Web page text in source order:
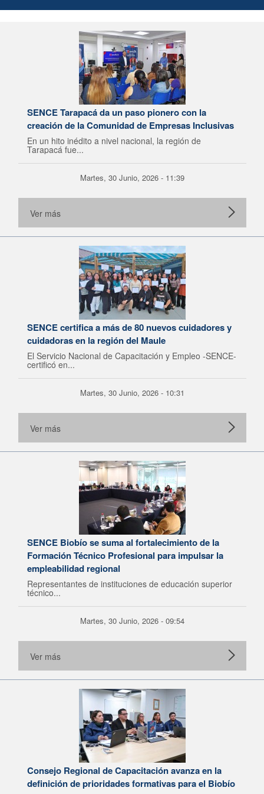
SENCE Tarapacá da un paso pionero con la
creación de la Comunidad de Empresas Inclusivas
En un hito inédito a nivel nacional, la región de
Tarapacá fue...
Martes, 30 Junio, 2026 - 11:39
Ver más
SENCE certifica a más de 80 nuevos cuidadores y
cuidadoras en la región del Maule
El Servicio Nacional de Capacitación y Empleo -SENCE-
certificó en...
Martes, 30 Junio, 2026 - 10:31
Ver más
SENCE Biobío se suma al fortalecimiento de la
Formación Técnico Profesional para impulsar la
empleabilidad regional
Representantes de instituciones de educación superior
técnico...
Martes, 30 Junio, 2026 - 09:54
Ver más
Consejo Regional de Capacitación avanza en la
definición de prioridades formativas para el Biobío